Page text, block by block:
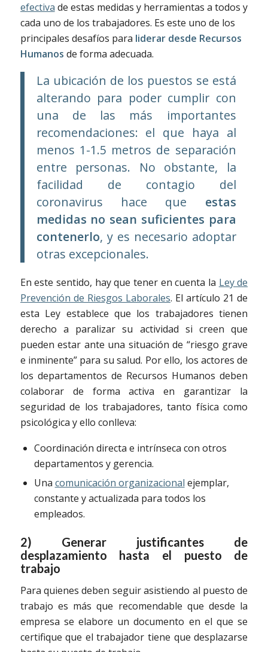
efectiva de estas medidas y herramientas a todos y
cada uno de los trabajadores. Es este uno de los
principales desafíos para liderar desde Recursos
Humanos de forma adecuada.
La ubicación de los puestos se está
alterando para poder cumplir con
una de las más importantes
recomendaciones: el que haya al
menos 1-1.5 metros de separación
entre personas. No obstante, la
facilidad de contagio del
coronavirus hace que estas
medidas no sean suficientes para
contenerlo, y es necesario adoptar
otras excepcionales.
En este sentido, hay que tener en cuenta la Ley de
Prevención de Riesgos Laborales. El artículo 21 de
esta Ley establece que los trabajadores tienen
derecho a paralizar su actividad si creen que
pueden estar ante una situación de “riesgo grave
e inminente” para su salud. Por ello, los actores de
los departamentos de Recursos Humanos deben
colaborar de forma activa en garantizar la
seguridad de los trabajadores, tanto física como
psicológica y ello conlleva:
Coordinación directa e intrínseca con otros
departamentos y gerencia.
Una comunicación organizacional ejemplar,
constante y actualizada para todos los
empleados.
2) Generar justificantes de
desplazamiento hasta el puesto de
trabajo
Para quienes deben seguir asistiendo al puesto de
trabajo es más que recomendable que desde la
empresa se elabore un documento en el que se
certifique que el trabajador tiene que desplazarse